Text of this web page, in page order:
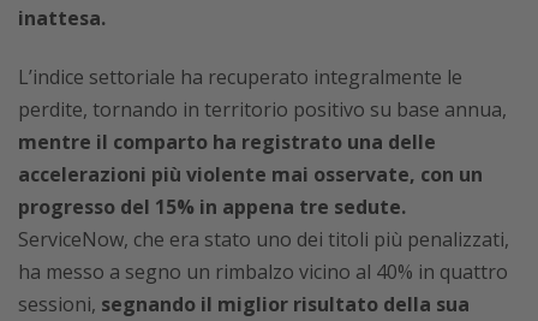
inattesa.
L’indice settoriale ha recuperato integralmente le
perdite, tornando in territorio positivo su base annua,
mentre il comparto ha registrato una delle
accelerazioni più violente mai osservate, con un
progresso del 15% in appena tre sedute.
ServiceNow, che era stato uno dei titoli più penalizzati,
ha messo a segno un rimbalzo vicino al 40% in quattro
sessioni, segnando il miglior risultato della sua